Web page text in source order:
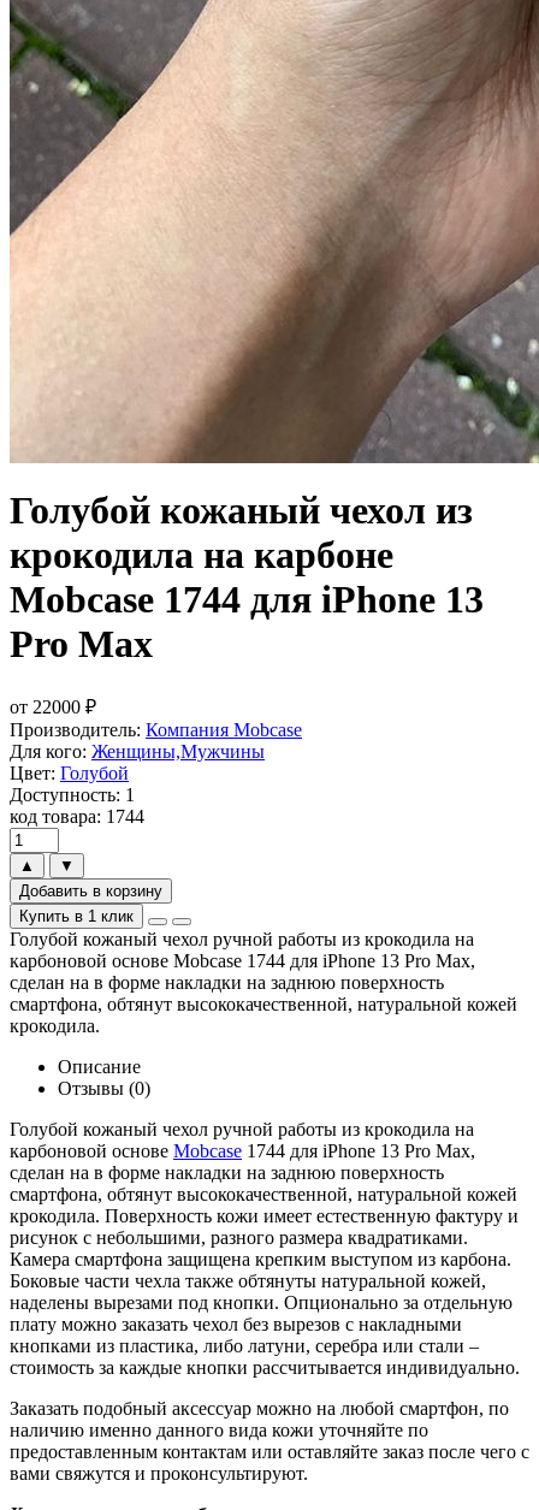
Голубой кожаный чехол из
крокодила на карбоне
Mobcase 1744 для iPhone 13
Pro Max
от 22000 ₽
Производитель: Компания Mobcase
Для кого: Женщины,Мужчины
Цвет: Голубой
Доступность: 1
код товара: 1744
▲
▼
Добавить в корзину
Купить в 1 клик
Голубой кожаный чехол ручной работы из крокодила на
карбоновой основе Mobcase 1744 для iPhone 13 Pro Max,
сделан на в форме накладки на заднюю поверхность
смартфона, обтянут высококачественной, натуральной кожей
крокодила.
Описание
Отзывы (0)
Голубой кожаный чехол ручной работы из крокодила на
карбоновой основе Mobcase 1744 для iPhone 13 Pro Max,
сделан на в форме накладки на заднюю поверхность
смартфона, обтянут высококачественной, натуральной кожей
крокодила. Поверхность кожи имеет естественную фактуру и
рисунок с небольшими, разного размера квадратиками.
Камера смартфона защищена крепким выступом из карбона.
Боковые части чехла также обтянуты натуральной кожей,
наделены вырезами под кнопки. Опционально за отдельную
плату можно заказать чехол без вырезов с накладными
кнопками из пластика, либо латуни, серебра или стали –
стоимость за каждые кнопки рассчитывается индивидуально.
Заказать подобный аксессуар можно на любой смартфон, по
наличию именно данного вида кожи уточняйте по
предоставленным контактам или оставляйте заказ после чего с
вами свяжутся и проконсультируют.